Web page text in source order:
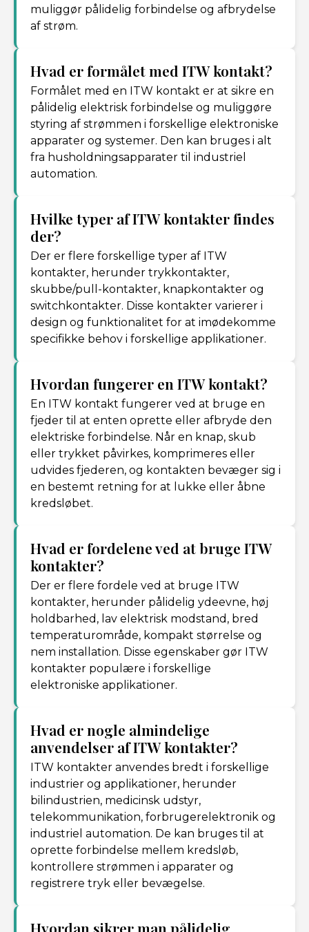
muliggør pålidelig forbindelse og afbrydelse
af strøm.
Hvad er formålet med ITW kontakt?
Formålet med en ITW kontakt er at sikre en
pålidelig elektrisk forbindelse og muliggøre
styring af strømmen i forskellige elektroniske
apparater og systemer. Den kan bruges i alt
fra husholdningsapparater til industriel
automation.
Hvilke typer af ITW kontakter findes
der?
Der er flere forskellige typer af ITW
kontakter, herunder trykkontakter,
skubbe/pull-kontakter, knapkontakter og
switchkontakter. Disse kontakter varierer i
design og funktionalitet for at imødekomme
specifikke behov i forskellige applikationer.
Hvordan fungerer en ITW kontakt?
En ITW kontakt fungerer ved at bruge en
fjeder til at enten oprette eller afbryde den
elektriske forbindelse. Når en knap, skub
eller trykket påvirkes, komprimeres eller
udvides fjederen, og kontakten bevæger sig i
en bestemt retning for at lukke eller åbne
kredsløbet.
Hvad er fordelene ved at bruge ITW
kontakter?
Der er flere fordele ved at bruge ITW
kontakter, herunder pålidelig ydeevne, høj
holdbarhed, lav elektrisk modstand, bred
temperaturområde, kompakt størrelse og
nem installation. Disse egenskaber gør ITW
kontakter populære i forskellige
elektroniske applikationer.
Hvad er nogle almindelige
anvendelser af ITW kontakter?
ITW kontakter anvendes bredt i forskellige
industrier og applikationer, herunder
bilindustrien, medicinsk udstyr,
telekommunikation, forbrugerelektronik og
industriel automation. De kan bruges til at
oprette forbindelse mellem kredsløb,
kontrollere strømmen i apparater og
registrere tryk eller bevægelse.
Hvordan sikrer man pålidelig